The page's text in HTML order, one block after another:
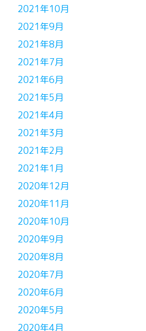
2021年10月
2021年9月
2021年8月
2021年7月
2021年6月
2021年5月
2021年4月
2021年3月
2021年2月
2021年1月
2020年12月
2020年11月
2020年10月
2020年9月
2020年8月
2020年7月
2020年6月
2020年5月
2020年4月